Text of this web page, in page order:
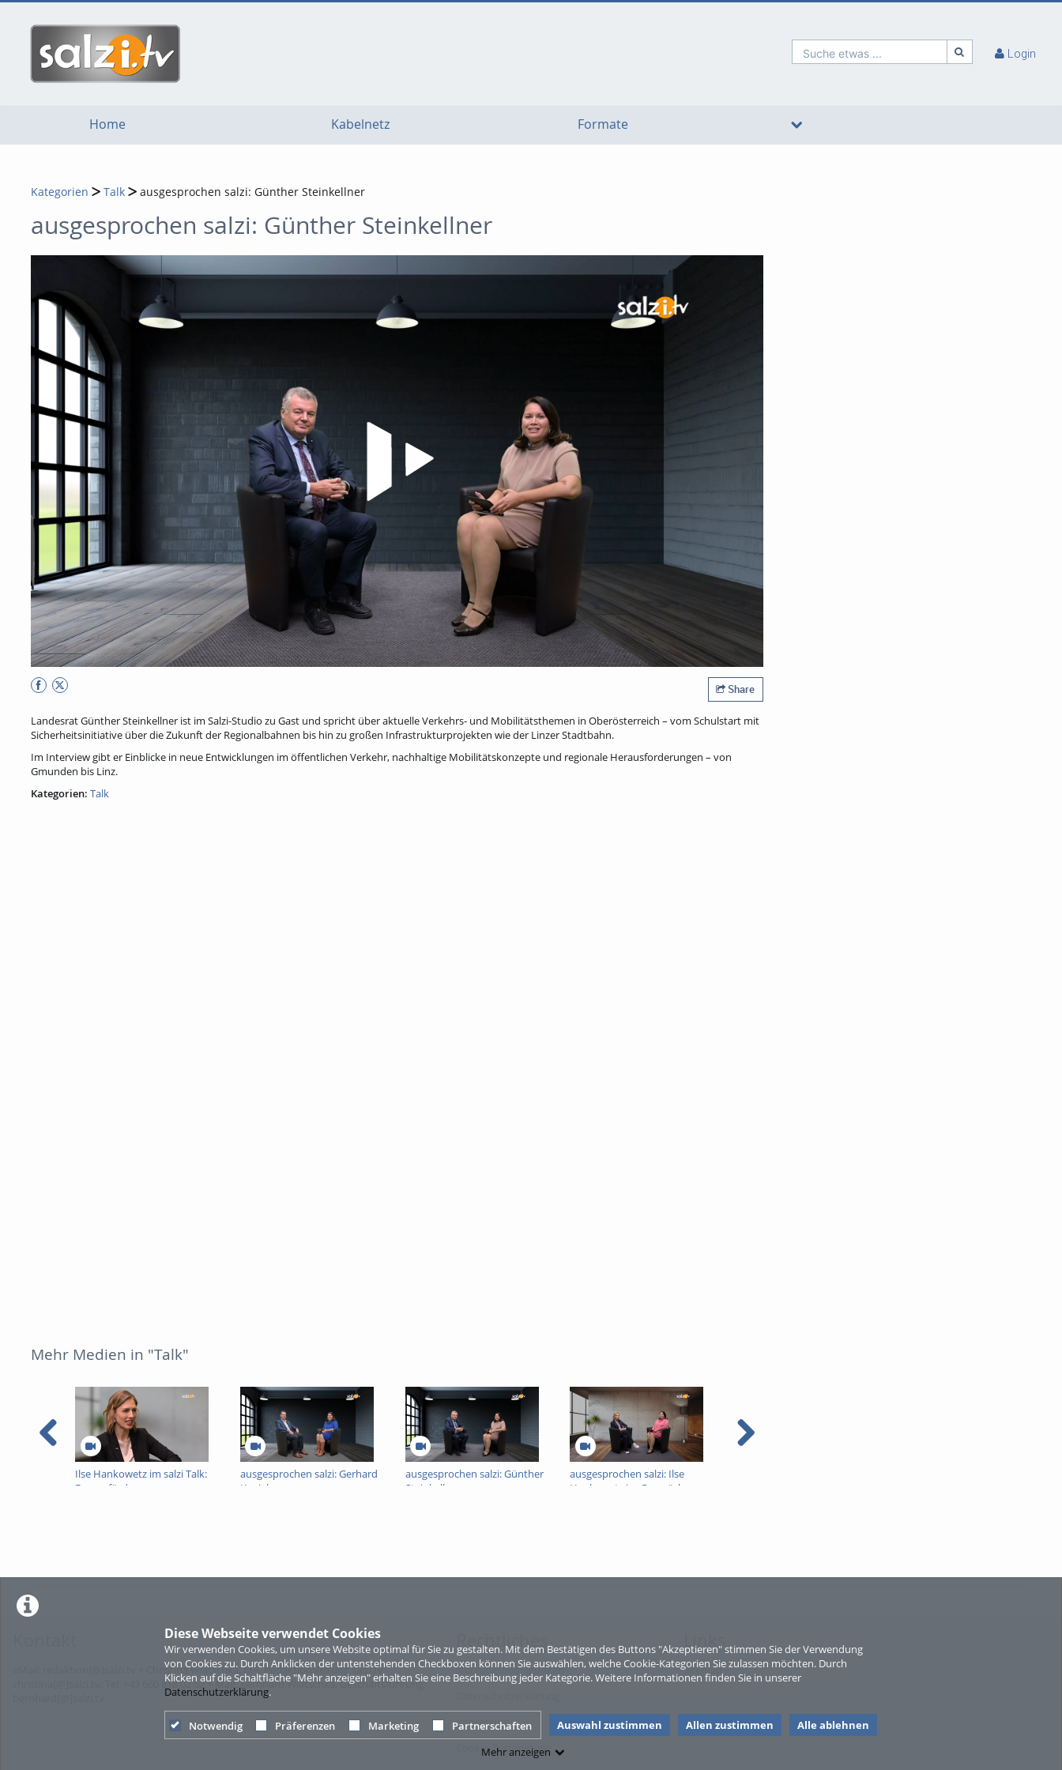
Diese Webseite verwendet Cookies
Wir verwenden Cookies, um unsere Website optimal für Sie zu gestalten. Mit dem Bestätigen des Buttons "Akzeptieren" stimmen Sie der Verwendung
von Cookies zu. Durch Anklicken der untenstehenden Checkboxen können Sie auswählen, welche Cookie-Kategorien Sie zulassen möchten. Durch
Klicken auf die Schaltfläche "Mehr anzeigen" erhalten Sie eine Beschreibung jeder Kategorie. Weitere Informationen finden Sie in unserer
Datenschutzerklärung.
Notwendig Präferenzen Marketing Partnerschaften Auswahl zustimmen Allen zustimmen
Alle ablehnen
Mehr anzeigen
Suche etwas ... Login
Home Kabelnetz Formate
Kategorien Talk ausgesprochen salzi: Günther Steinkellner
ausgesprochen salzi: Günther Steinkellner
Video abspielen
Share
Landesrat Günther Steinkellner ist im Salzi-Studio zu Gast und spricht über aktuelle Verkehrs- und Mobilitätsthemen in Oberösterreich – vom Schulstart mit
Sicherheitsinitiative über die Zukunft der Regionalbahnen bis hin zu großen Infrastrukturprojekten wie der Linzer Stadtbahn.
Im Interview gibt er Einblicke in neue Entwicklungen im öffentlichen Verkehr, nachhaltige Mobilitätskonzepte und regionale Herausforderungen – von
Gmunden bis Linz.
Kategorien: Talk
Mehr Medien in "Talk"
Ilse Hankowetz im salzi Talk:
Frauenförderung am
ausgesprochen salzi: Gerhard
Kaniak
ausgesprochen salzi: Günther
Steinkellner
ausgesprochen salzi: Ilse
Hankowetz im Gespräch zur
eMail: redaktion[@]salzi.tv + Christina Wiatschka, MA, Redaktionsleitung salzi.tv
christina[@]salzi.tv; Tel. +43 660 818 02 52 + Mag. Bernhard Wiatschka, Geschäftsführung
Rechtliches
Nutzungsbedingungen
Impressum
Cookie-Zustimmung
Links
Sitemap